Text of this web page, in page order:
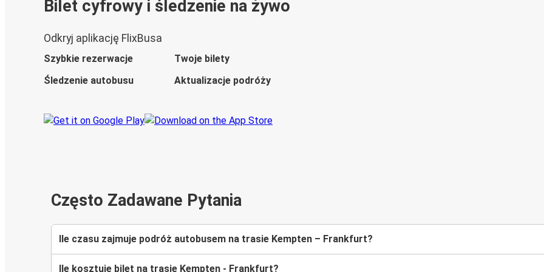
Bilet cyfrowy i śledzenie na żywo
Odkryj aplikację FlixBusa
Szybkie rezerwacje
Twoje bilety
Śledzenie autobusu
Aktualizacje podróży
Często Zadawane Pytania
Ile czasu zajmuje podróż autobusem na trasie Kempten – Frankfurt?
Ile kosztuje bilet na trasie Kempten - Frankfurt?